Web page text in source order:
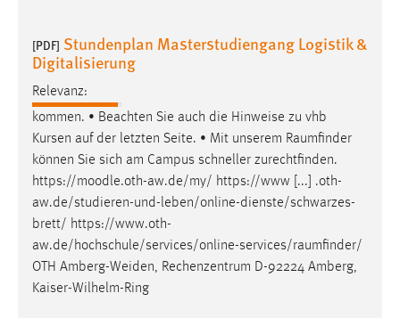
[PDF] Stundenplan Masterstudiengang Logistik &
Digitalisierung
Relevanz:
kommen. • Beachten Sie auch die Hinweise zu vhb
Kursen auf der letzten Seite. • Mit unserem Raumfinder
können Sie sich am Campus schneller zurechtfinden.
https://moodle.oth-aw.de/my/ https://www [...] .oth-
aw.de/studieren-und-leben/online-dienste/schwarzes-
brett/ https://www.oth-
aw.de/hochschule/services/online-services/raumfinder/
OTH Amberg-Weiden, Rechenzentrum D-92224 Amberg,
Kaiser-Wilhelm-Ring
Name:
fe_user, be_user, be_lastLoginProvider
Zweck:
Dieser Cookie ist notwendig um sich an der Website
einloggen zu können.
Cookie Laufzeit:
24 Stunden